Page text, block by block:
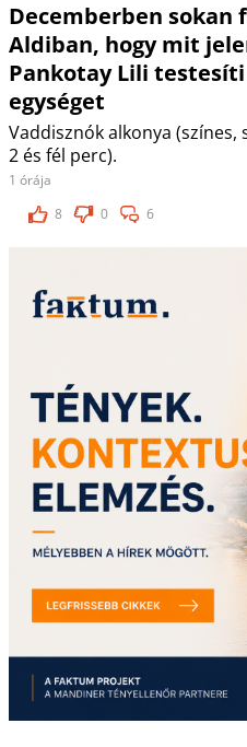
Decemberben sokan
Aldiban, hogy mit
Pankotay Lili
egységet
Vaddisznók alkonya
2 és fél perc).
1 órája
8
0 6